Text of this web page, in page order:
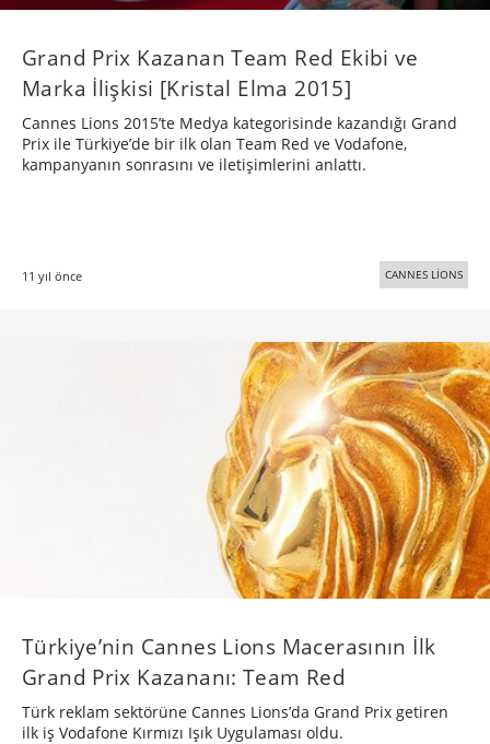
Grand Prix Kazanan Team Red Ekibi ve
Marka İlişkisi [Kristal Elma 2015]
Cannes Lions 2015’te Medya kategorisinde kazandığı Grand
Prix ile Türkiye’de bir ilk olan Team Red ve Vodafone,
kampanyanın sonrasını ve iletişimlerini anlattı.
11 yıl önce CANNES LİONS
Türkiye’nin Cannes Lions Macerasının İlk
Grand Prix Kazananı: Team Red
Türk reklam sektörüne Cannes Lions’da Grand Prix getiren
ilk iş Vodafone Kırmızı Işık Uygulaması oldu.